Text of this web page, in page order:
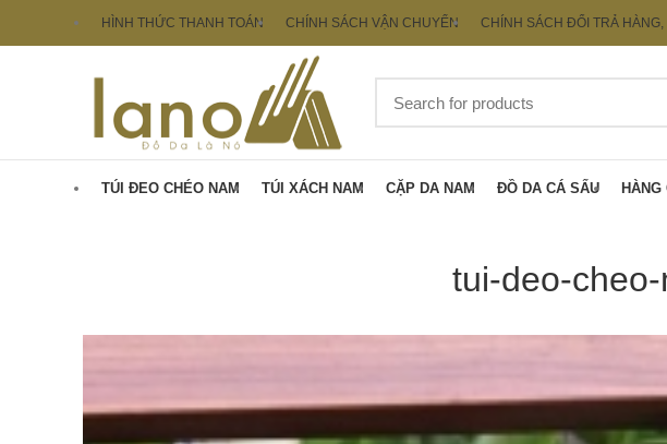
HÌNH THỨC THANH TOÁN CHÍNH SÁCH VẬN CHUYỂN CHÍNH SÁCH ĐỔI TRẢ HÀNG,
TÚI ĐEO CHÉO NAM TÚI XÁCH NAM CẶP DA NAM ĐỒ DA CÁ SẤU HÀNG
tui-deo-